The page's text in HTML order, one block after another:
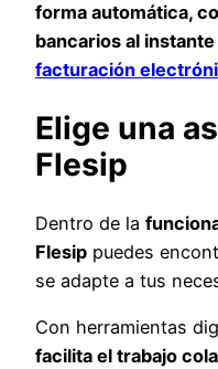
forma automática,
bancarios al
facturación
Elige una
Flesip
Dentro de la
Flesip puedes
se adapte a tus
Con herramientas
facilita el trabajo